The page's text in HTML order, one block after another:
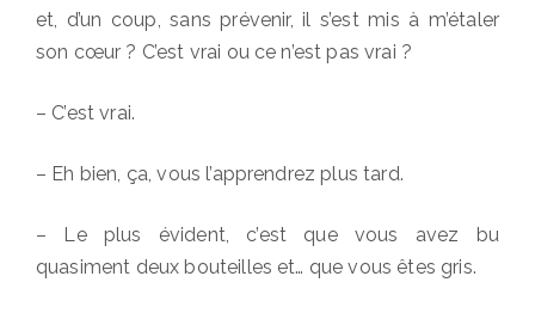
et, d’un coup, sans prévenir, il s’est mis à m’étaler
son cœur ? C’est vrai ou ce n’est pas vrai ?
– C’est vrai.
– Eh bien, ça, vous l’apprendrez plus tard.
– Le plus évident, c’est que vous avez bu
quasiment deux bouteilles et… que vous êtes gris.